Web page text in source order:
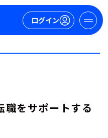
ログイン
職をサポートする